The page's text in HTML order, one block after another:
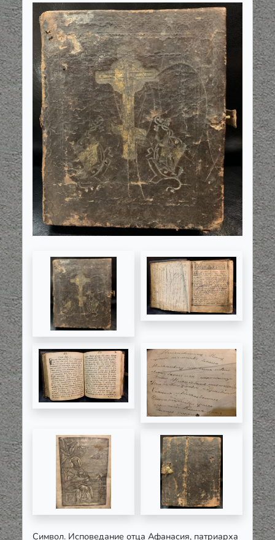
Символ. Исповедание отца Афанасия, патриарха